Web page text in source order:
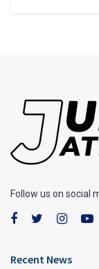
Follow us on social
Recent News